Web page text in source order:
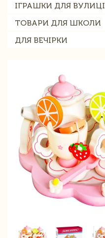
ІГРАШКИ ДЛЯ ВУЛИЦІ
ТОВАРИ ДЛЯ ШКОЛИ
ДЛЯ ВЕЧІРКИ